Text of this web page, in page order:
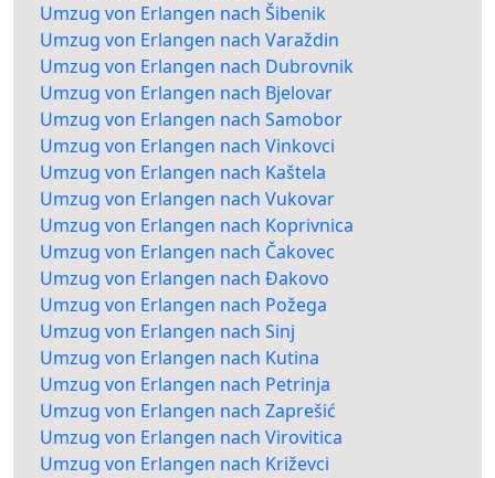
Umzug von Erlangen nach Šibenik
Umzug von Erlangen nach Varaždin
Umzug von Erlangen nach Dubrovnik
Umzug von Erlangen nach Bjelovar
Umzug von Erlangen nach Samobor
Umzug von Erlangen nach Vinkovci
Umzug von Erlangen nach Kaštela
Umzug von Erlangen nach Vukovar
Umzug von Erlangen nach Koprivnica
Umzug von Erlangen nach Čakovec
Umzug von Erlangen nach Đakovo
Umzug von Erlangen nach Požega
Umzug von Erlangen nach Sinj
Umzug von Erlangen nach Kutina
Umzug von Erlangen nach Petrinja
Umzug von Erlangen nach Zaprešić
Umzug von Erlangen nach Virovitica
Umzug von Erlangen nach Križevci